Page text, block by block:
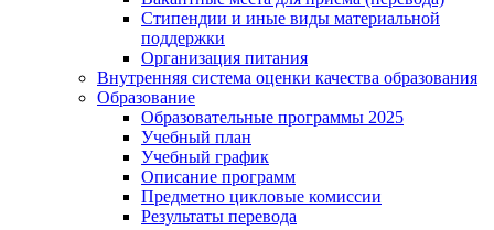
Стипендии и иные виды материальной
поддержки
Организация питания
Внутренняя система оценки качества образования
Образование
Образовательные программы 2025
Учебный план
Учебный график
Описание программ
Предметно цикловые комиссии
Результаты перевода